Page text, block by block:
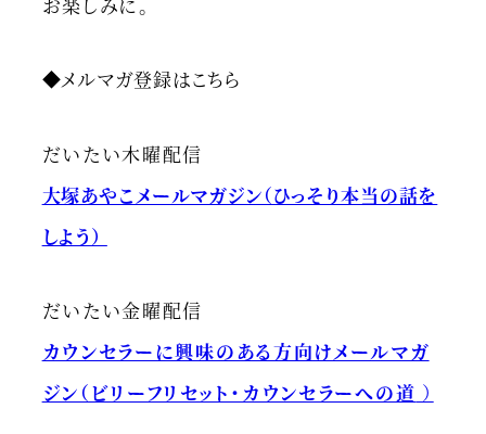
◆メルマガ登録はこちら
だいたい木曜配信
大塚あやこメールマガジン（ひっそり本当の話を
しよう）
だいたい金曜配信
カウンセラーに興味のある方向けメールマガ
ジン（ビリーフリセット・カウンセラーへの道 ）